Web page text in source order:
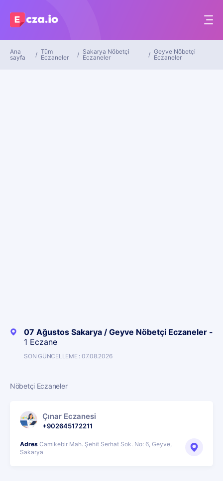
Ana
sayfa
Tüm
Eczaneler
Sakarya Nöbetçi
Eczaneler
Geyve Nöbetçi
Eczaneler
07 Ağustos Sakarya / Geyve Nöbetçi Eczaneler -
1 Eczane
SON GÜNCELLEME : 07.08.2026
Nöbetçi Eczaneler
Çınar Eczanesi
+902645172211
Adres Camikebir Mah. Şehit Serhat Sok. No: 6, Geyve,
Sakarya